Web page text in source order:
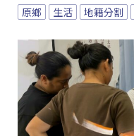
原鄉 生活 地籍分割